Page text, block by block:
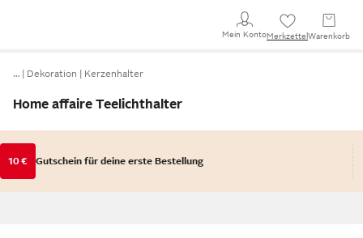
Mein KontoMerkzettel Warenkorb
… Dekoration Kerzenhalter
Home affaire Teelichthalter
10 € Gutschein für deine erste Bestellung